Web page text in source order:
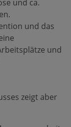
und ca.
und das
und
zeigt aber